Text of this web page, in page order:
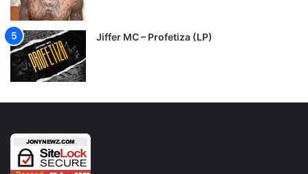
Jiffer MC – Profetiza (LP)